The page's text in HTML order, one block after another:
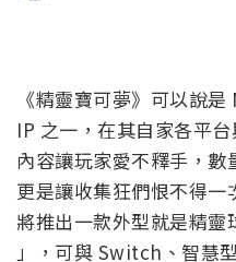
《精靈寶可夢》可以說
IP 之一，在其自家各平
內容讓玩家愛不釋手，
更是讓收集狂們恨不得一
將推出一款外型就是精
」，可與 Switch、智慧